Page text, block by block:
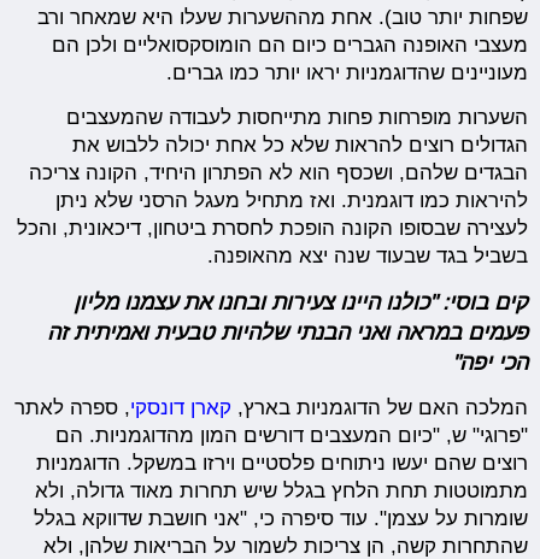
שפחות יותר טוב). אחת מההשערות שעלו היא שמאחר ורב
מעצבי האופנה הגברים כיום הם הומוסקסואליים ולכן הם
מעוניינים שהדוגמניות יראו יותר כמו גברים.
השערות מופרחות פחות מתייחסות לעבודה שהמעצבים
הגדולים רוצים להראות שלא כל אחת יכולה ללבוש את
הבגדים שלהם, ושכסף הוא לא הפתרון היחיד, הקונה צריכה
להיראות כמו דוגמנית. ואז מתחיל מעגל הרסני שלא ניתן
לעצירה שבסופו הקונה הופכת לחסרת ביטחון, דיכאונית, והכל
בשביל בגד שבעוד שנה יצא מהאופנה.
קים בוסי: "כולנו היינו צעירות ובחנו את עצמנו מליון
פעמים במראה ואני הבנתי שלהיות טבעית ואמיתית זה
הכי יפה"
המלכה האם של הדוגמניות בארץ, קארן דונסקי, ספרה לאתר
"פרוגי" ש, "כיום המעצבים דורשים המון מהדוגמניות. הם
רוצים שהם יעשו ניתוחים פלסטיים וירזו במשקל. הדוגמניות
מתמוטטות תחת הלחץ בגלל שיש תחרות מאוד גדולה, ולא
שומרות על עצמן". עוד סיפרה כי, "אני חושבת שדווקא בגלל
שהתחרות קשה, הן צריכות לשמור על הבריאות שלהן, ולא